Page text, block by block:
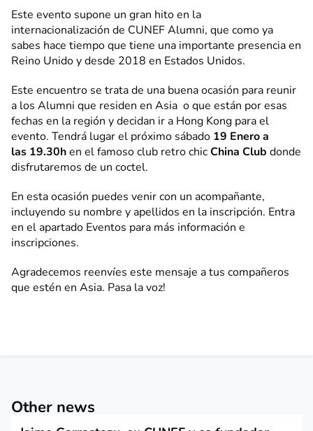
Este evento supone un gran hito en la
internacionalización de CUNEF Alumni, que como ya
sabes hace tiempo que tiene una importante presencia en
Reino Unido y desde 2018 en Estados Unidos.
Este encuentro se trata de una buena ocasión para reunir
a los Alumni que residen en Asia o que están por esas
fechas en la región y decidan ir a Hong Kong para el
evento. Tendrá lugar el próximo sábado 19 Enero a
las 19.30hen el famoso club retro chicChina Club donde
disfrutaremos de un coctel.
En esta ocasión puedes venir con un acompañante,
incluyendo su nombre y apellidos en la inscripción. Entra
en el apartado Eventos para más información e
inscripciones.
Agradecemos reenvíes este mensaje a tus compañeros
que estén en Asia. Pasa la voz!
Other news